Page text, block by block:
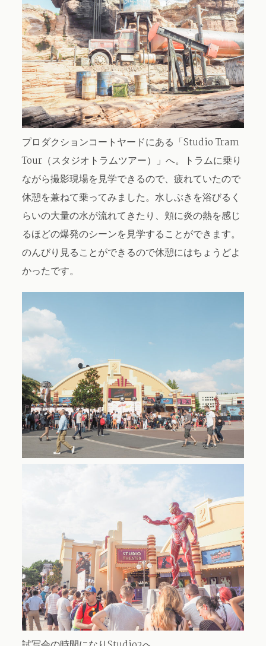
プロダクションコートヤードにある「Studio Tram
Tour（スタジオトラムツアー）」へ。トラムに乗り
ながら撮影現場を見学できるので、疲れていたので
休憩を兼ねて乗ってみました。水しぶきを浴びるく
らいの大量の水が流れてきたり、頬に炎の熱を感じ
るほどの爆発のシーンを見学することができます。
のんびり見ることができるので休憩にはちょうどよ
かったです。